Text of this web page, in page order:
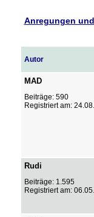
Anregungen
Autor
MAD
Beiträge: 590
Registriert am:
Rudi
Beiträge: 1.595
Registriert am: